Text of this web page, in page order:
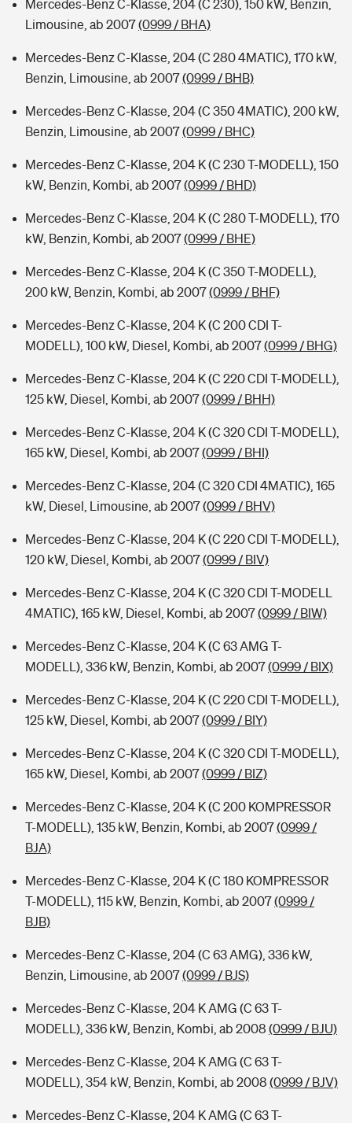
Mercedes-Benz C-Klasse, 204 (C 230), 150 kW, Benzin,
Limousine, ab 2007(0999 / BHA)
Mercedes-Benz C-Klasse, 204 (C 280 4MATIC), 170 kW,
Benzin, Limousine, ab 2007(0999 / BHB)
Mercedes-Benz C-Klasse, 204 (C 350 4MATIC), 200 kW,
Benzin, Limousine, ab 2007(0999 / BHC)
Mercedes-Benz C-Klasse, 204 K (C 230 T-MODELL), 150
kW, Benzin, Kombi, ab 2007(0999 / BHD)
Mercedes-Benz C-Klasse, 204 K (C 280 T-MODELL), 170
kW, Benzin, Kombi, ab 2007(0999 / BHE)
Mercedes-Benz C-Klasse, 204 K (C 350 T-MODELL),
200 kW, Benzin, Kombi, ab 2007(0999 / BHF)
Mercedes-Benz C-Klasse, 204 K (C 200 CDI T-
MODELL), 100 kW, Diesel, Kombi, ab 2007(0999 / BHG)
Mercedes-Benz C-Klasse, 204 K (C 220 CDI T-MODELL),
125 kW, Diesel, Kombi, ab 2007(0999 / BHH)
Mercedes-Benz C-Klasse, 204 K (C 320 CDI T-MODELL),
165 kW, Diesel, Kombi, ab 2007(0999 / BHI)
Mercedes-Benz C-Klasse, 204 (C 320 CDI 4MATIC), 165
kW, Diesel, Limousine, ab 2007(0999 / BHV)
Mercedes-Benz C-Klasse, 204 K (C 220 CDI T-MODELL),
120 kW, Diesel, Kombi, ab 2007(0999 / BIV)
Mercedes-Benz C-Klasse, 204 K (C 320 CDI T-MODELL
4MATIC), 165 kW, Diesel, Kombi, ab 2007(0999 / BIW)
Mercedes-Benz C-Klasse, 204 K (C 63 AMG T-
MODELL), 336 kW, Benzin, Kombi, ab 2007(0999 / BIX)
Mercedes-Benz C-Klasse, 204 K (C 220 CDI T-MODELL),
125 kW, Diesel, Kombi, ab 2007(0999 / BIY)
Mercedes-Benz C-Klasse, 204 K (C 320 CDI T-MODELL),
165 kW, Diesel, Kombi, ab 2007(0999 / BIZ)
Mercedes-Benz C-Klasse, 204 K (C 200 KOMPRESSOR
T-MODELL), 135 kW, Benzin, Kombi, ab 2007(0999 /
BJA)
Mercedes-Benz C-Klasse, 204 K (C 180 KOMPRESSOR
T-MODELL), 115 kW, Benzin, Kombi, ab 2007(0999 /
BJB)
Mercedes-Benz C-Klasse, 204 (C 63 AMG), 336 kW,
Benzin, Limousine, ab 2007(0999 / BJS)
Mercedes-Benz C-Klasse, 204 K AMG (C 63 T-
MODELL), 336 kW, Benzin, Kombi, ab 2008 (0999 / BJU)
Mercedes-Benz C-Klasse, 204 K AMG (C 63 T-
MODELL), 354 kW, Benzin, Kombi, ab 2008 (0999 / BJV)
Mercedes-Benz C-Klasse, 204 K AMG (C 63 T-